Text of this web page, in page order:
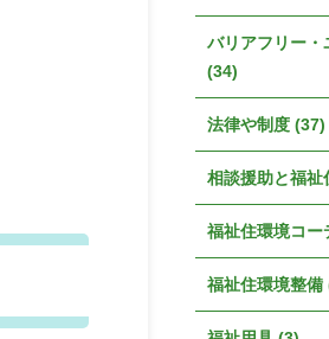
バリアフリー・
(34)
法律や制度 (37)
相談援助と福祉
福祉住環境コー
福祉住環境整備